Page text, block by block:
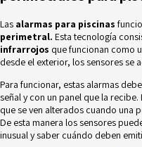
Las alarmas para piscinas
perimetral. Esta tecnología
infrarrojos que funcionan como
desde el exterior, los sensores se
Para funcionar, estas alarmas
señal y con un panel que la recibe.
que se ven alterados cuando una
De esta manera los sensores
inusual y saber cuándo deben